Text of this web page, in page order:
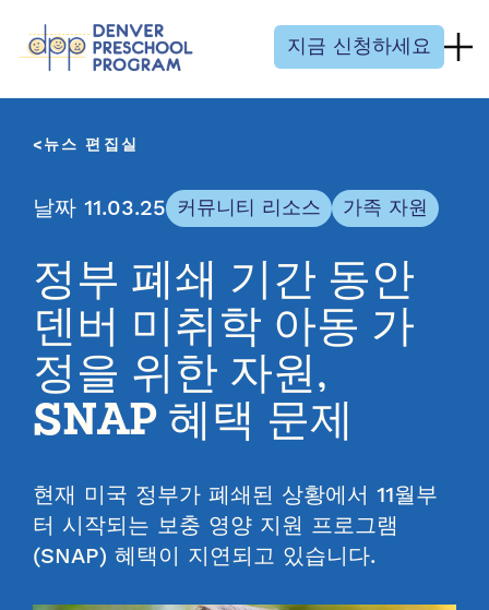
지금 신청하세요
뉴스 편집실
날짜 11.03.25 커뮤니티 리소스 가족 자원
정부 폐쇄 기간 동안
덴버 미취학 아동 가
정을 위한 자원,
SNAP 혜택 문제
현재 미국 정부가 폐쇄된 상황에서 11월부
터 시작되는 보충 영양 지원 프로그램
(SNAP) 혜택이 지연되고 있습니다.